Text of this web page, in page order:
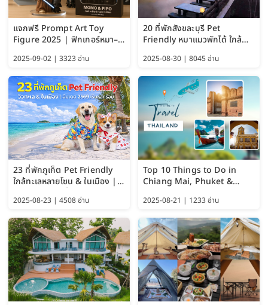
แจกฟรี Prompt Art Toy
Figure 2025 | ฟิกเกอร์หมา–
ChatGPT และ Gemini
2025-09-02 | 3323 อ่าน
20 ที่พักสังขละบุรี Pet
Friendly หมาแมวพักได้ ใกล้
2025-08-30 | 8045 อ่าน
23 ที่พักภูเก็ต Pet Friendly
ใกล้ทะเลหลายโซน & ในเมือง |
อัปเดต 2569 เริ่มหลักร้อย
2025-08-23 | 4508 อ่าน
Top 10 Things to Do in
Chiang Mai, Phuket &
Pattaya (Thailand Travel
Guide 2025)
2025-08-21 | 1233 อ่าน